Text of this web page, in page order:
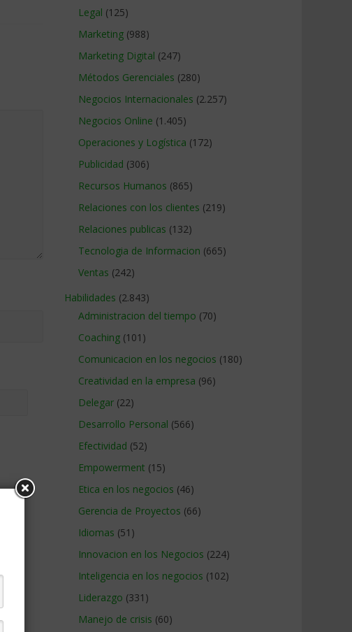
Legal (125)
Marketing (988)
Marketing Digital (247)
Métodos Gerenciales (280)
Negocios Internacionales (2.257)
Negocios Online (1.405)
Operaciones y Logística (172)
Publicidad (306)
Recursos Humanos (865)
Relaciones con los clientes (219)
Relaciones publicas (132)
Tecnologia de Informacion (665)
Ventas (242)
Habilidades (2.843)
Administracion del tiempo (70)
Coaching (101)
Comunicacion en los negocios (180)
Creatividad en la empresa (96)
Delegar (22)
Desarrollo Personal (566)
Efectividad (52)
Empowerment (15)
Etica en los negocios (46)
Gerencia de Proyectos (66)
Idiomas (51)
Innovacion en los Negocios (224)
Inteligencia en los negocios (102)
Liderazgo (331)
Manejo de crisis (60)